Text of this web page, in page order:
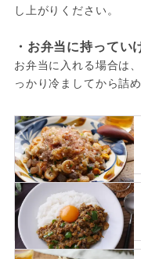
し上がりください。
・お弁当に持ってい
お弁当に入れる場合は
っかり冷ましてから詰